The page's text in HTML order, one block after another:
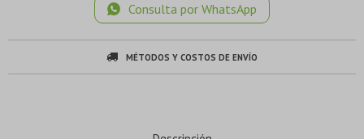
Consulta por WhatsApp
MÉTODOS Y COSTOS DE ENVÍO